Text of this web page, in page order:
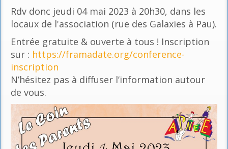
Rdv donc jeudi 04 mai 2023 à 20h30, dans les
locaux de l'association (rue des Galaxies à Pau).
Entrée gratuite & ouverte à tous ! Inscription
sur : https://framadate.org/conference-
inscription
N’hésitez pas à diffuser l’information autour
de vous.